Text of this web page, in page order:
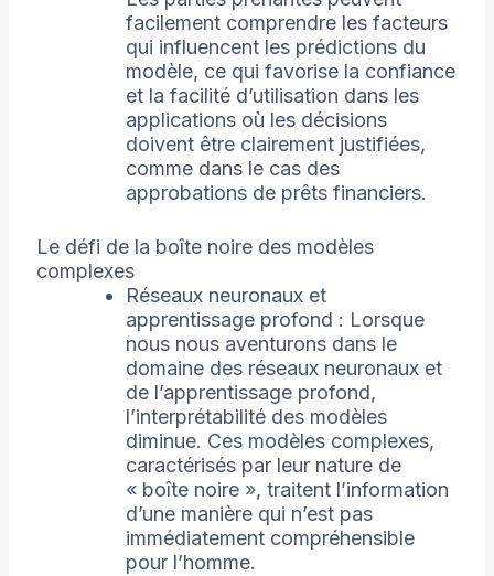
facilement comprendre les facteurs
qui influencent les prédictions du
modèle, ce qui favorise la confiance
et la facilité d’utilisation dans les
applications où les décisions
doivent être clairement justifiées,
comme dans le cas des
approbations de prêts financiers.
Le défi de la boîte noire des modèles
complexes
Réseaux neuronaux et
apprentissage profond : Lorsque
nous nous aventurons dans le
domaine des réseaux neuronaux et
de l’apprentissage profond,
l’interprétabilité des modèles
diminue. Ces modèles complexes,
caractérisés par leur nature de
« boîte noire », traitent l’information
d’une manière qui n’est pas
immédiatement compréhensible
pour l’homme.